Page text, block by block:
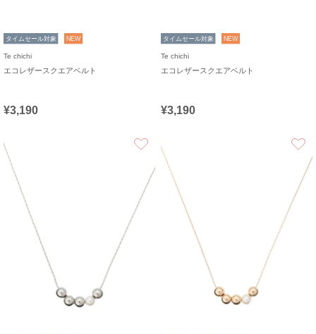
タイムセール対象 NEW
Te chichi
エコレザースクエアベルト
¥3,190
タイムセール対象 NEW
Te chichi
エコレザースクエアベルト
¥3,190